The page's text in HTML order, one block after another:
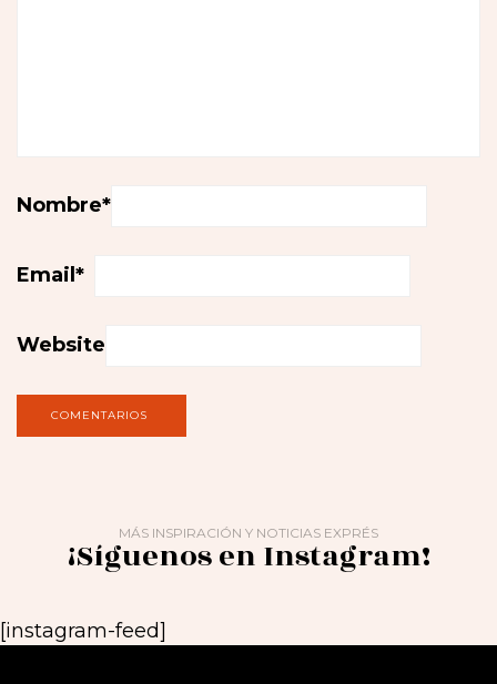
Nombre*
Email *
Website
MÁS INSPIRACIÓN Y NOTICIAS EXPRÉS
¡Síguenos en Instagram!
[instagram-feed]